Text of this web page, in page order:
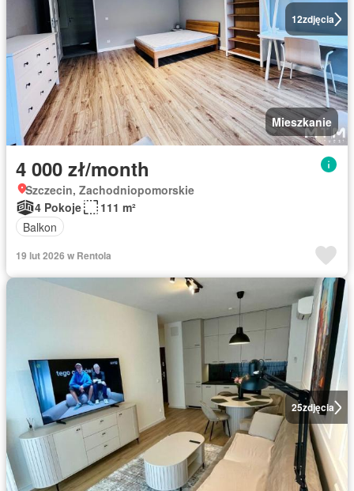
12zdjęcia
Mieszkanie
4 000 zł/month
Szczecin, Zachodniopomorskie
4 Pokoje
111 m²
Balkon
19 lut 2026 w Rentola
25zdjęcia